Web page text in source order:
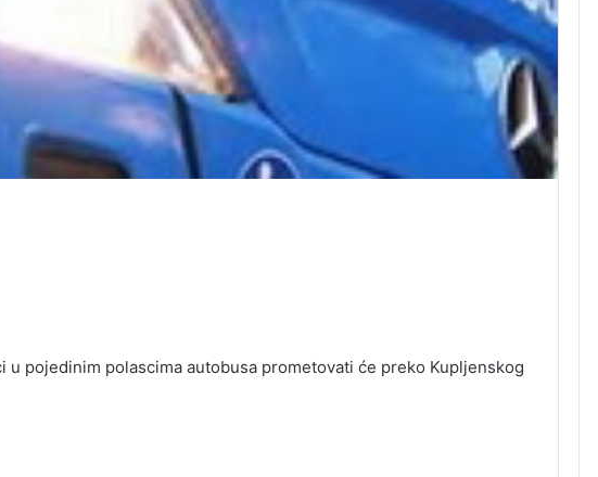
u pojedinim polascima autobusa prometovati će preko Kupljenskog